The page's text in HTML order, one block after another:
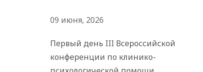
09 июня, 2026
Первый день III Всероссийской
конференции по клинико-